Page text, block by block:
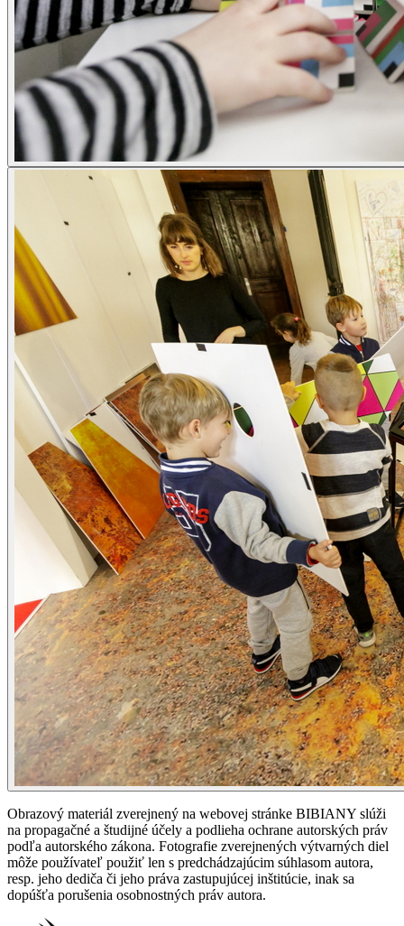
Obrazový materiál zverejnený na webovej stránke BIBIANY slúži
na propagačné a študijné účely a podlieha ochrane autorských práv
podľa autorského zákona. Fotografie zverejnených výtvarných diel
môže používateľ použiť len s predchádzajúcim súhlasom autora,
resp. jeho dediča či jeho práva zastupujúcej inštitúcie, inak sa
dopúšťa porušenia osobnostných práv autora.